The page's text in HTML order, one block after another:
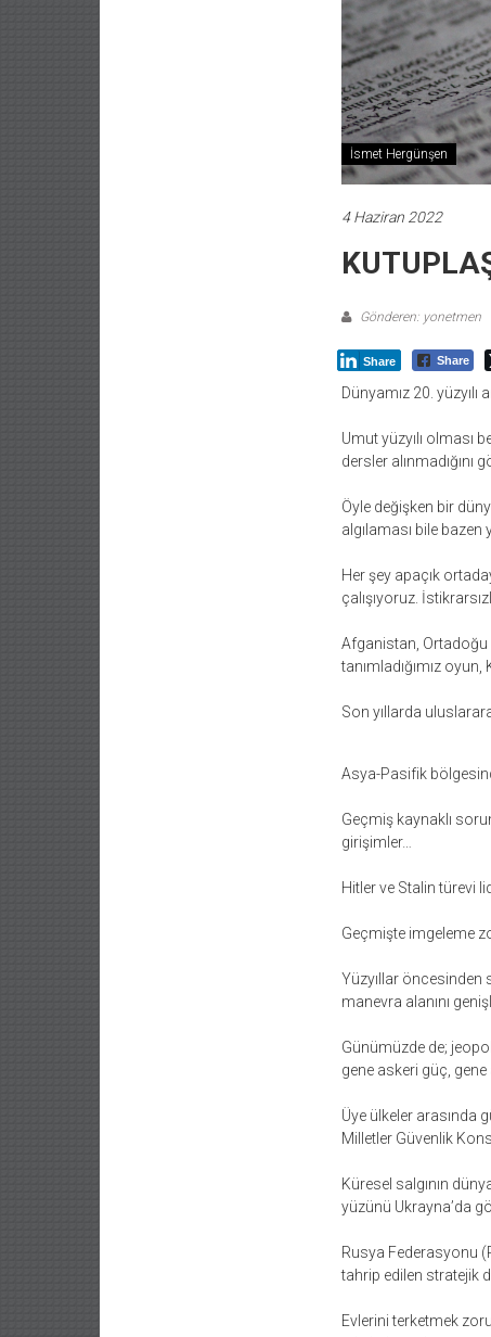
İsmet Hergünşen
4 Haziran 2022
Gönderen: yonetmen
Share Share
Dünyamız 20.
Umut yüzyılı olması
dersler alınmadığını
Öyle değişken bir
algılaması bile
Her şey apaçık
çalışıyoruz.
Afganistan, Ortadoğu
tanımladığımız
Son yıllarda
Asya-Pasifik
Geçmiş kaynaklı
girişimler…
Hitler ve Stalin türevi
Geçmişte imgeleme
Yüzyıllar öncesinden
manevra alanını
Günümüzde de;
gene askeri güç,
Üye ülkeler arasında
Milletler Güvenlik
Küresel salgının
yüzünü Ukrayna’da
Rusya Federasyonu
tahrip edilen stratejik
Evlerini terketmek